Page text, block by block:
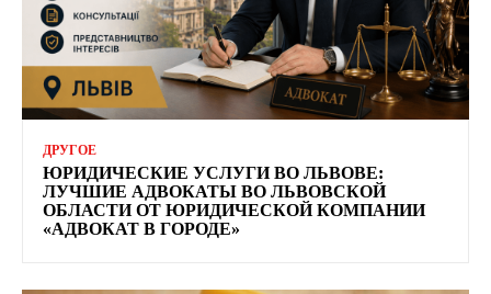
ДРУГОЕ
ЮРИДИЧЕСКИЕ УСЛУГИ ВО ЛЬВОВЕ:
ЛУЧШИЕ АДВОКАТЫ ВО ЛЬВОВСКОЙ
ОБЛАСТИ ОТ ЮРИДИЧЕСКОЙ КОМПАНИИ
«АДВОКАТ В ГОРОДЕ»